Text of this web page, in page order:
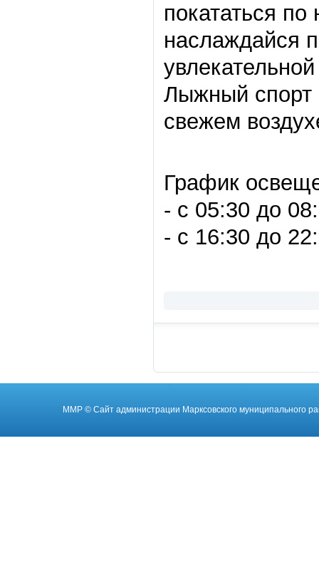
покататься
наслаждайся
Лыжный спорт
свежем
График
- с 05:30 до
- с 16:30 до
ММР © Cайт администрации Марксовского муниципального